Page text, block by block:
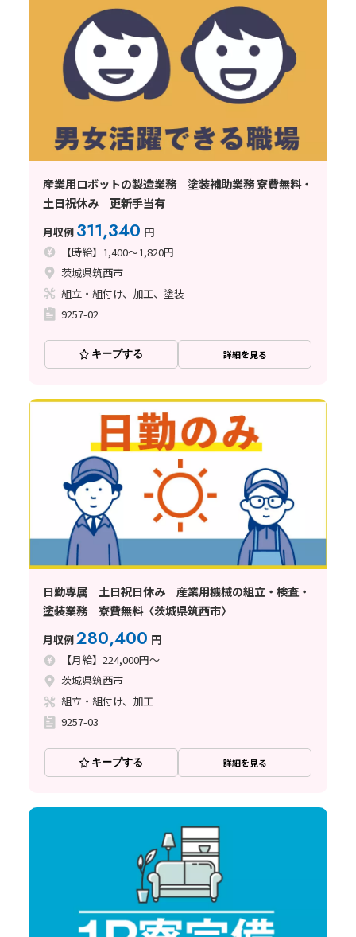
産業用ロボットの製造業務 塗装補助業務 寮費無料・
土日祝休み 更新手当有
月収例 311,340 円
【時給】1,400～1,820円
茨城県筑西市
組立・組付け、加工、塗装
9257-02
キープする 詳細を見る
日勤専属 土日祝日休み 産業用機械の組立・検査・
塗装業務 寮費無料〈茨城県筑西市〉
月収例280,400 円
【月給】224,000円～
茨城県筑西市
組立・組付け、加工
9257-03
キープする 詳細を見る